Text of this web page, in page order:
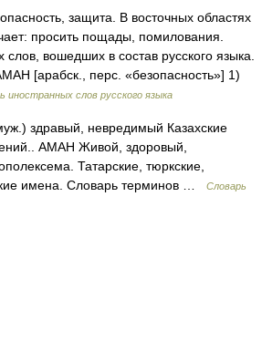
защита. В восточных областях
просить пощады, помилования.
вошедших в состав русского языка.
[арабск., перс. «безопасность»] 1)
иностранных слов русского языка
здравый, невредимый Казахские
АМАН Живой, здоровый,
Татарские, тюркские,
имена. Словарь терминов …
Словарь